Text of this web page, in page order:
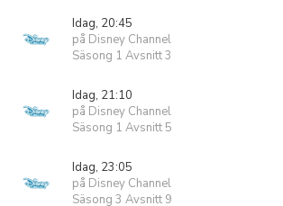
Idag, 20:45
på Disney Channel
Säsong 1 Avsnitt 3
Idag, 21:10
på Disney Channel
Säsong 1 Avsnitt 5
Idag, 23:05
på Disney Channel
Säsong 3 Avsnitt 9